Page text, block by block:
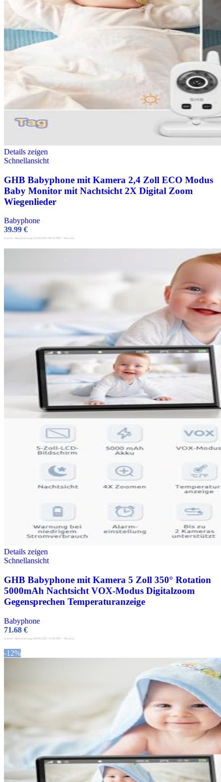
Details zeigen
Schnellansicht
GHB Babyphone mit Kamera 2,4 Zoll ECO Modus
Baby Monitor mit Nachtsicht 2X Digital Zoom
Wiegenlieder
Babyphone
39.99 €
(Letzte Aktualisierung 12/26/2025 00:50 PST - Details)
Details zeigen
Schnellansicht
GHB Babyphone mit Kamera 5 Zoll 350° Rotation
5000mAh Nachtsicht VOX-Modus Digitalzoom
Gegensprechen Temperaturanzeige
Babyphone
71.68 €
(Letzte Aktualisierung 06/09/2025 13:50 PST - Details)
-12%